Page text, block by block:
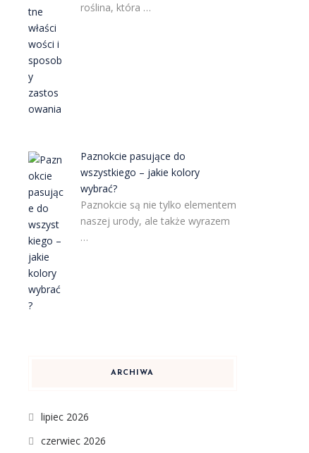
roślina, która …
Paznokcie pasujące do
wszystkiego – jakie kolory
wybrać?
Paznokcie są nie tylko elementem
naszej urody, ale także wyrazem
…
ARCHIWA
lipiec 2026
czerwiec 2026